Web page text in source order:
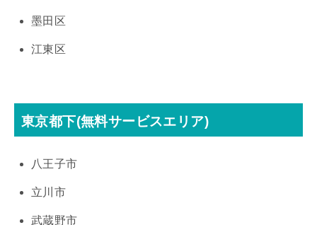
墨田区
江東区
東京都下(無料サービスエリア)
八王子市
立川市
武蔵野市